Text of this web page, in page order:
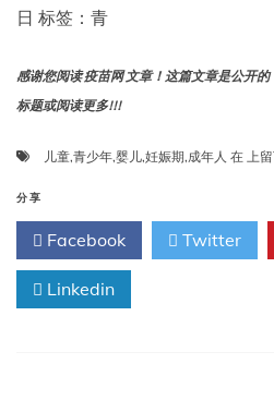
日 标签：青
感谢您阅读 疫苗网 文章！这篇文章是公开
标题或阅读更多!!!
儿童,青少年,婴儿,妊娠期,成年人 在
苗
成
上
分享
Facebook Twitter
Linkedin